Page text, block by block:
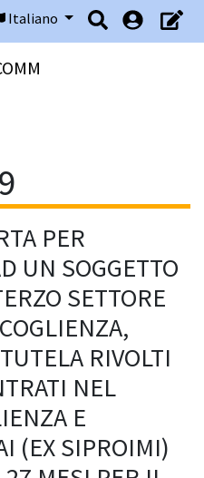
Italiano
PER
UN SOGGETTO
SETTORE
RIVOLTI
NEL
E
(EX SIPROIMI)